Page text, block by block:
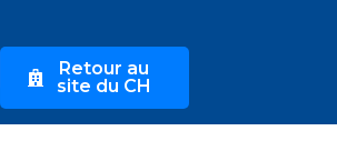
Retour au
site du CH